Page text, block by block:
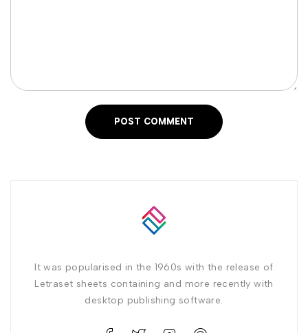
POST COMMENT
It was popularised in the 1960s with the release of
Letraset sheets containing and more recently with
desktop publishing software.